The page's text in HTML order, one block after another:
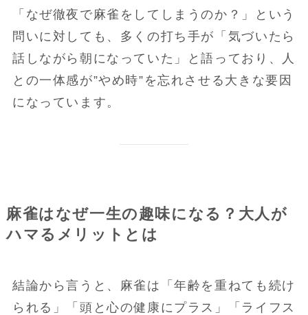
「なぜ徹夜で麻雀をしてしまうのか？」という
問いに対しても、多くの打ち手が「気づいたら
話しながら朝になっていた」と語っており、人
との一体感が”やめ時”を忘れさせる大きな要因
になっています。
麻雀はなぜ一生の趣味になる？大人が
ハマるメリットとは
結論から言うと、麻雀は「年齢を重ねても続け
られる」「頭と心の健康にプラス」「ライフス